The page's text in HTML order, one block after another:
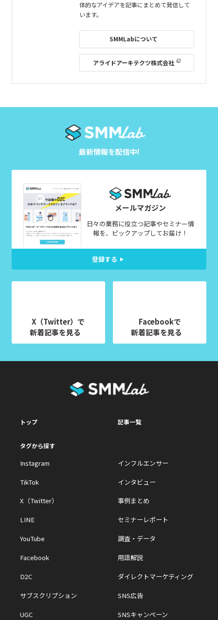
体的なアイデアを記事にまとめて発信して
います。
SMMLabについて
アライドアーキテクツ株式会社
最新情報を配信中!
メールマガジン
日々の業務に役立つ記事やセミナー情
報を、ピックアップしてお届け！
登録する
X（Twitter）で
新着記事を見る
Facebookで
新着記事を見る
トップ 記事一覧
タグから探す
Instagram
TikTok
X（Twitter）
LINE
YouTube
Facebook
D2C
サブスクリプション
UGC
インフルエンサー
インタビュー
事例まとめ
セミナーレポート
調査・データ
用語解説
ダイレクトマーケティング
SNS広告
SNSキャンペーン